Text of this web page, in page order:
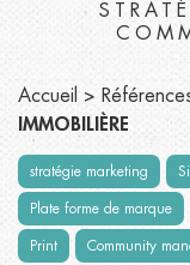
Accueil >
IMMOBILIÈRE
stratégie marketing
Plate forme de marque
Print Community